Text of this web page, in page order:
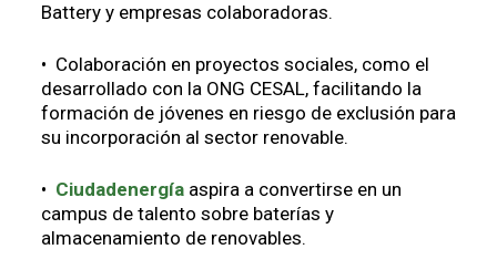
Battery y empresas colaboradoras.
• Colaboración en proyectos sociales, como el
desarrollado con la ONG CESAL, facilitando la
formación de jóvenes en riesgo de exclusión para
su incorporación al sector renovable.
• Ciudadenergía aspira a convertirse en un
campus de talento sobre baterías y
almacenamiento de renovables.